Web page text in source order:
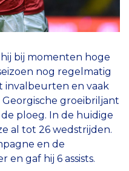
bij momenten hoge
nog regelmatig
invalbeurten en vaak
groeibriljant
ploeg. In de huidige
al tot 26 wedstrijden.
en de
en gaf hij 6 assists.